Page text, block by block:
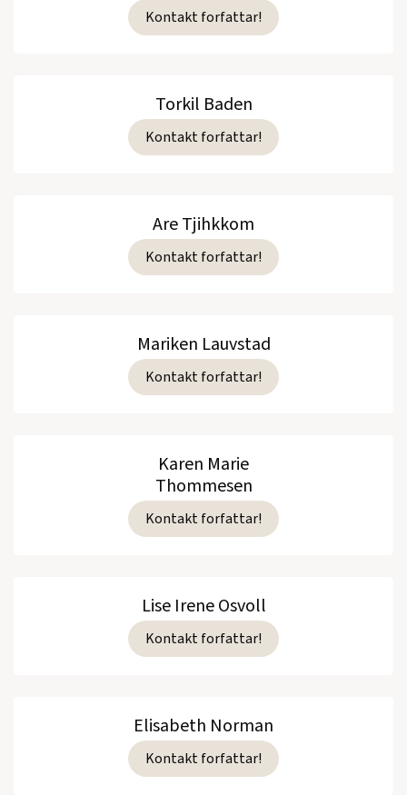
Kontakt forfattar!
Torkil Baden
Kontakt forfattar!
Are Tjihkkom
Kontakt forfattar!
Mariken Lauvstad
Kontakt forfattar!
Karen Marie
Thommesen
Kontakt forfattar!
Lise Irene Osvoll
Kontakt forfattar!
Elisabeth Norman
Kontakt forfattar!